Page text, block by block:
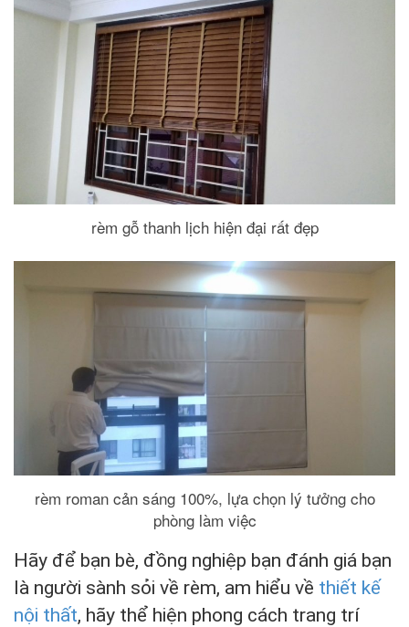
rèm gỗ thanh lịch hiện đại rất đẹp
rèm roman cản sáng 100%, lựa chọn lý tưởng cho
phòng làm việc
Hãy để bạn bè, đồng nghiệp bạn đánh giá bạn
là người sành sỏi về rèm, am hiểu về thiết kế
nội thất, hãy thể hiện phong cách trang trí